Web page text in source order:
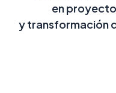
en
y transformación